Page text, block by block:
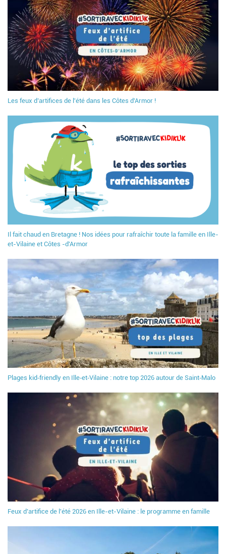
Les feux d’artifices de l'été dans les Côtes d'Armor !
Il fait chaud en Bretagne ! Nos idées pour rafraîchir toute la famille en Ille-
et-Vilaine et Côtes -d'Armor
Plages kid‑friendly en Ille‑et‑Vilaine : notre top 2026 autour de Saint‑Malo
Feux d’artifice de l'été 2026 en Ille-et-Vilaine : le programme en famille